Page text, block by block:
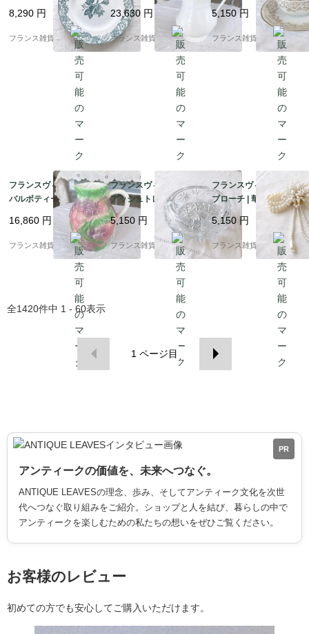
nd et Hamage社 深み
のあるブルーグリーン
の花柄模様 平皿 | 1900
8,290 円
フランス雑貨chouchou
ントロー 「Creil et Mo
ntereau」アンティー
ク陶磁器 ｜1840‐1876
年頃
23,630 円
フランス雑貨chouchou
ワイト×ゴールド 白磁
デズリエール社 金彩 |1
910年～中頃 ②
5,150 円
フランス雑貨chouchou
フランスヴィンテージ
バルボティーヌピシェ |
パステルカラーで描か
れたイチゴ＆葡萄 ピッ
チャー 水挿し | 1950-6
16,860 円
フランス雑貨chouchou
フランスヴィンテージ
アッシュトレイ（灰
皿）| ボヘミアンガラス
幾何学的な星型模様 ダ
イヤモンドカット | 195
0-70年頃
5,150 円
フランス雑貨chouchou
フランスヴィンテージ
ブローチ | 華やかなリ
ボンモチーフ フェイク
パール 編み込み |1900
年代中頃～後半
5,150 円
フランス雑貨chouchou
全1420件中 1 - 60表示
1 ページ目
PR
アンティークの価値を、未来へつなぐ。
ANTIQUE LEAVESの理念、歩み、そしてアンティーク文化を次世
代へつなぐ取り組みをご紹介。ショップと人を結び、暮らしの中で
アンティークを楽しむための私たちの想いをぜひご覧ください。
お客様のレビュー
初めての方でも安心してご購入いただけます。